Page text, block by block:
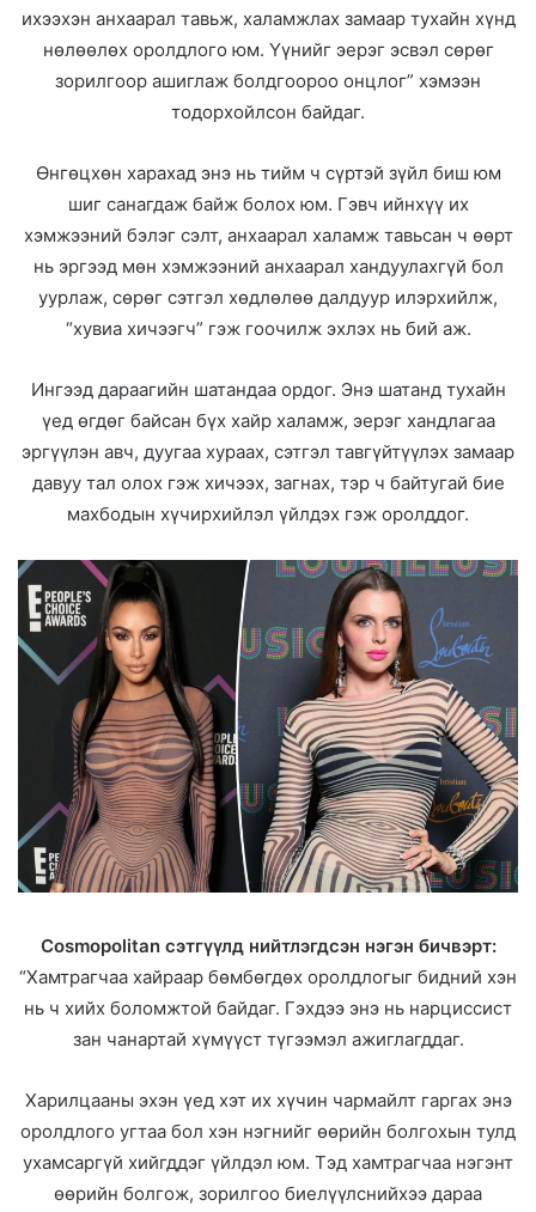
ихээхэн анхаарал тавьж, халамжлах замаар тухайн хүнд
нөлөөлөх оролдлого юм. Үүнийг эерэг эсвэл сөрөг
зорилгоор ашиглаж болдгоороо онцлог” хэмээн
тодорхойлсон байдаг.
Өнгөцхөн харахад энэ нь тийм ч сүртэй зүйл биш юм
шиг санагдаж байж болох юм. Гэвч ийнхүү их
хэмжээний бэлэг сэлт, анхаарал халамж тавьсан ч өөрт
нь эргээд мөн хэмжээний анхаарал хандуулахгүй бол
уурлаж, сөрөг сэтгэл хөдлөлөө далдуур илэрхийлж,
“хувиа хичээгч” гэж гоочилж эхлэх нь бий аж.
Ингээд дараагийн шатандаа ордог. Энэ шатанд тухайн
үед өгдөг байсан бүх хайр халамж, эерэг хандлагаа
эргүүлэн авч, дуугаа хураах, сэтгэл тавгүйтүүлэх замаар
давуу тал олох гэж хичээх, загнах, тэр ч байтугай бие
махбодын хүчирхийлэл үйлдэх гэж оролддог.
Cosmopolitan сэтгүүлд нийтлэгдсэн нэгэн бичвэрт:
“Хамтрагчаа хайраар бөмбөгдөх оролдлогыг бидний хэн
нь ч хийх боломжтой байдаг. Гэхдээ энэ нь нарциссист
зан чанартай хүмүүст түгээмэл ажиглагддаг.
Харилцааны эхэн үед хэт их хүчин чармайлт гаргах энэ
оролдлого угтаа бол хэн нэгнийг өөрийн болгохын тулд
ухамсаргүй хийгддэг үйлдэл юм. Тэд хамтрагчаа нэгэнт
өөрийн болгож, зорилгоо биелүүлснийхээ дараа